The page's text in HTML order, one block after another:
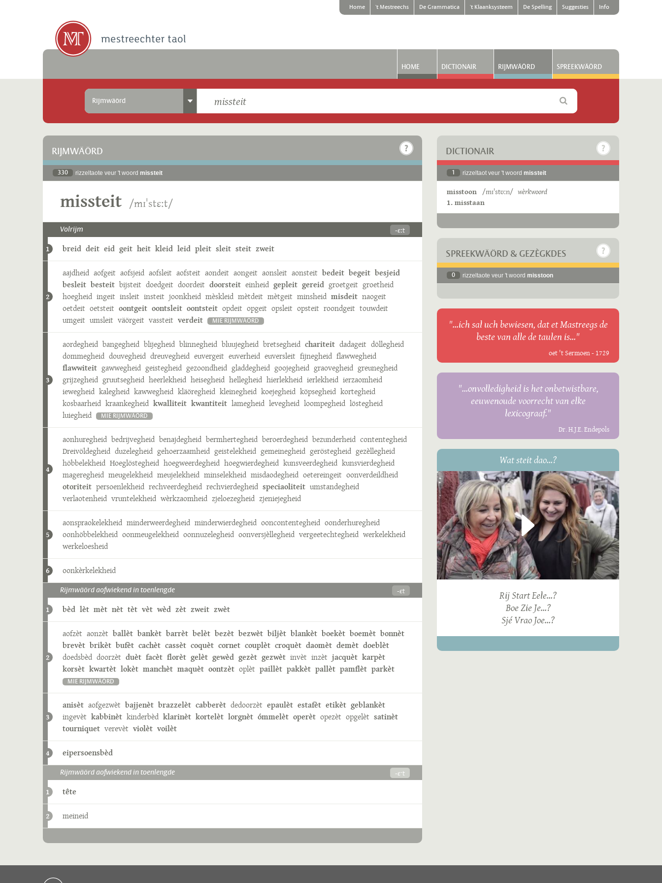
Home 't Mestreechs De Grammatica 't Klaanksysteem De Spelling Suggesties Info
HOME DICTIONAIR RIJMWÄÖRD SPREEKWÄÖRD
Rijmwäörd
RIJMWÄÖRD
330 rizzeltaote veur 't woord missteit
missteit /mɪˈstɛːt/
Volrijm -ɛːt
1 breid deit eid geit heit kleid leid pleit sleit steit zweit
2
aajdheid aofgeit aofsjeid aofsleit aofsteit aondeit aongeit aonsleit aonsteit bedeit begeit besjeid
besleit besteit bijsteit doedgeit doordeit doorsteit einheid gepleit gereid groetgeit groetheid
hoegheid ingeit insleit insteit joonkheid mèskleid mètdeit mètgeit minsheid misdeit naogeit
oetdeit oetsteit oontgeit oontsleit oontsteit opdeit opgeit opsleit opsteit roondgeit touwdeit
umgeit umsleit väörgeit vassteit verdeit MIE RIJMWÄÖRD
3
aordegheid bangegheid blijegheid blinnegheid bluujegheid bretsegheid chariteit dadageit döllegheid
dommegheid douvegheid dreuvegheid euvergeit euverheid euversleit fijnegheid flawwegheid
flawwiteit gawwegheid geistegheid gezoondheid gladdegheid goojegheid graovegheid greunegheid
grijzegheid gruutsegheid heerlekheid heisegheid hellegheid hierlekheid ierlekheid ierzaomheid
iewegheid kalegheid kawwegheid kläöregheid kleinegheid koejegheid köpsegheid kortegheid
kosbaarheid kraankegheid kwalliteit kwantiteit lamegheid levegheid loompegheid löstegheid
luiegheid
MIE RIJMWÄÖRD
4
aonhuregheid bedrijvegheid benajdegheid bermhertegheid beroerdegheid bezunderheid contentegheid
Dreivöldegheid duzelegheid gehoerzaamheid geistelekheid gemeinegheid geröstegheid gezèllegheid
höbbelekheid Hoeglöstegheid hoegweerdegheid hoegwierdegheid kunsveerdegheid kunsvierdegheid
mageregheid meugelekheid meujelekheid minselekheid misdaodegheid oetereingeit oonverdeildheid
otoriteit persoenlekheid rechveerdegheid rechvierdegheid speciaoliteit umstandegheid
verlaotenheid vruntelekheid wèrkzaomheid zjeloezegheid zjeniejegheid
5
aonspraokelekheid minderweerdegheid minderwierdegheid ooncontentegheid oonderhuregheid
oonhöbbelekheid oonmeugelekheid oonnuzelegheid oonversjèllegheid vergeetechtegheid werkelekheid
werkeloesheid
6 oonkèrkelekheid
Rijmwäörd aofwiekend in toenlengde -ɛt
1 bèd lèt mèt nèt tèt vèt wèd zèt zweit zwèt
2
aofzèt aonzèt ballèt bankèt barrèt belèt bezèt bezwèt biljèt blankèt boekèt boemèt bonnèt
brevèt brikèt bufèt cachèt cassèt coquèt cornet couplèt croquèt daomèt demèt doeblèt
doedsbèd doorzèt duèt facèt florèt gelèt gewèd gezèt gezwèt invèt inzèt jacquèt karpèt
korsèt kwartèt lokèt manchèt maquèt oontzèt oplèt paillèt pakkèt pallèt pamflèt parkèt
MIE RIJMWÄÖRD
3
anisèt aofgezwèt bajjenèt brazzelèt cabberèt dedoorzèt epaulèt estafèt etikèt geblankèt
ingevèt kabbinèt kinderbèd klarinèt kortelèt lorgnèt ómmelèt operèt opezèt opgelèt satinèt
tourniquet verevèt violèt voilèt
4 eipersoensbèd
Rijmwäörd aofwiekend in toenlengde -ɛˑt
1 tête
2 meineid
DICTIONAIR
1 rizzeltaot veur 't woord missteit
misstoon /mɪˈstʊːn/ wèrkwoord
1. misstaan
SPREEKWÄÖRD & GEZÈGKDES
0 rizzeltaote veur 't woord misstoon
"...ich sal uch bewiesen, dat et Mastreegs de
beste van alle de taulen is..."
oet 't Sermoen - 1729
"...onvolledigheid is het onbetwistbare,
eeuwenoude voorrecht van elke
lexicograaf."
Dr. H.J.E. Endepols
Wat steit dao...?
Rij Start Eele...?
Boe Zie Je...?
Sjé Vrao Joe...?